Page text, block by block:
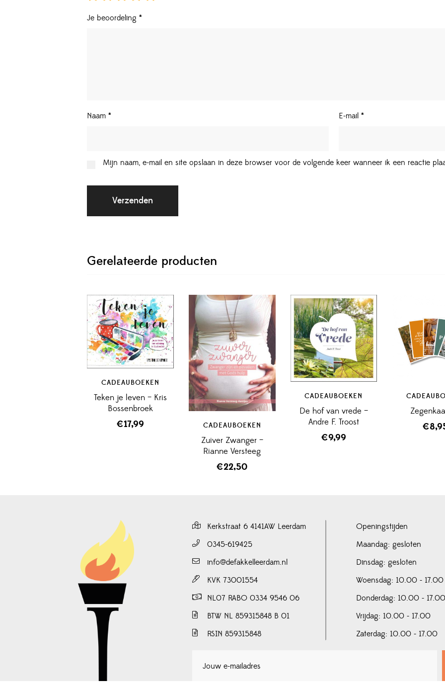
Je beoordeling *
Naam * E-mail *
Mijn naam, e-mail en site opslaan in deze browser voor de volgende keer wanneer ik een reactie
Gerelateerde producten
CADEAUBOEKEN
Teken je leven – Kris
Bossenbroek
€17,99 CADEAUBOEKEN
Zuiver Zwanger –
Rianne Versteeg
€22,50
CADEAUBOEKEN
De hof van vrede –
Andre F. Troost
€9,99
€
Kerkstraat 6 4141AW Leerdam
0345-619425
info@defakkelleerdam.nl
KVK 73001554
NL07 RABO 0334 9546 06
BTW NL 859315848 B 01
RSIN 859315848
Openingstijden
Maandag: gesloten
Dinsdag: gesloten
Woensdag: 10.00 - 17.00
Donderdag: 10.00 - 17.00
Vrijdag: 10.00 - 17.00
Zaterdag: 10.00 - 17.00